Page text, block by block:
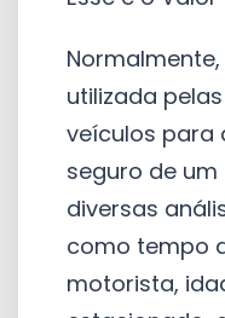
utilizada
veículos para
seguro de
diversas
como tempo
motorista,